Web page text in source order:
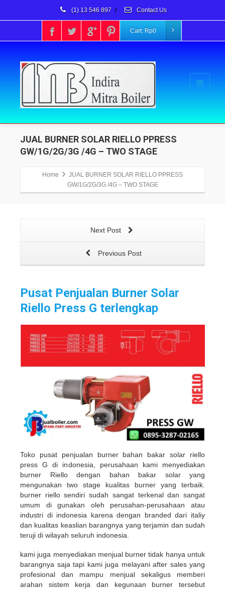
(1) 13 546 897 / Contact Us
Cart: Rp0
JUAL BURNER SOLAR RIELLO PPRESS
GW/1G/2G/3G /4G – TWO STAGE
Home
JUAL BURNER SOLAR RIELLO PPRESS
GW/1G/2G/3G /4G – TWO STAGE
Next Post
Previous Post
Pusat Penjualan Burner Solar
Riello Press G terlengkap
Toko pusat penjualan burner bahan bakar solar riello
press G di indonesia, perusahaan kami menyediakan
burner Riello dengan bahan bakar solar yang
mengunakan two stage kualitas burner yang terbaik.
burner riello sendiri sudah sangat terkenal dan sangat
umum di gunakan oleh perusahan-perusahaan atau
industri di indonesia karena dengan branded dari italiy
dan kualitas keaslian barangnya yang terjamin dan sudah
teruji di wilayah seluruh indonesia.
kami juga menyediakan menjual burner tidak hanya untuk
barangnya saja tapi kami juga melayani after sales yang
profesional dan mampu menjual sekaligus memberi
arahan sistem kerja dan kegunaan burner tersebut